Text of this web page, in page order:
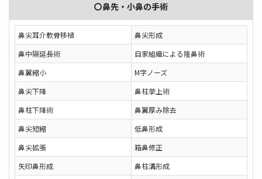
〇鼻先・小鼻の手術
鼻尖耳介軟骨移植
鼻尖形成
鼻中隔延長術
自家組織による隆鼻術
鼻翼縮小
M字ノーズ
鼻尖下降
鼻柱挙上術
鼻柱下降術
鼻翼厚み除去
鼻尖短縮
低鼻形成
鼻尖拡張
箱鼻修正
矢印鼻形成
鼻柱溝形成